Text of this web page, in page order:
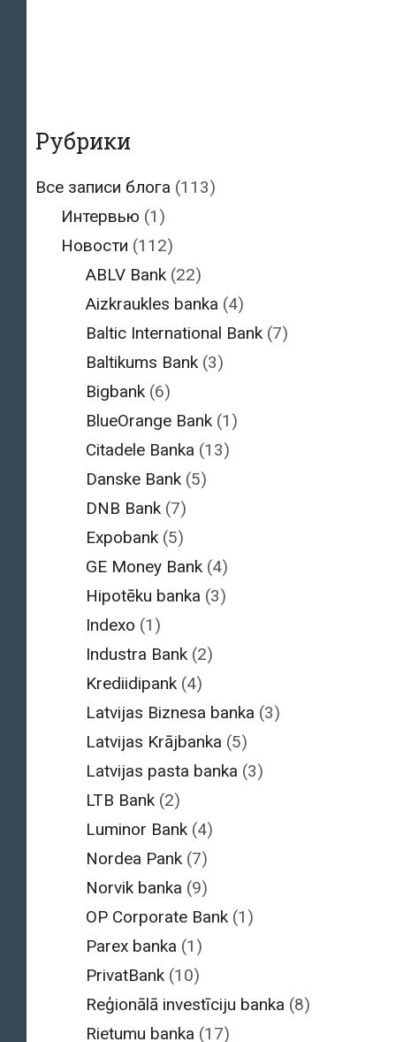
Рубрики
Все записи блога (113)
Интервью (1)
Новости (112)
ABLV Bank (22)
Aizkraukles banka (4)
Baltic International Bank (7)
Baltikums Bank (3)
Bigbank (6)
BlueOrange Bank (1)
Citadele Banka (13)
Danske Bank (5)
DNB Bank (7)
Expobank (5)
GE Money Bank (4)
Hipotēku banka (3)
Indexo (1)
Industra Bank (2)
Krediidipank (4)
Latvijas Biznesa banka (3)
Latvijas Krājbanka (5)
Latvijas pasta banka (3)
LTB Bank (2)
Luminor Bank (4)
Nordea Pank (7)
Norvik banka (9)
OP Corporate Bank (1)
Parex banka (1)
PrivatBank (10)
Reģionālā investīciju banka (8)
Rietumu banka (17)